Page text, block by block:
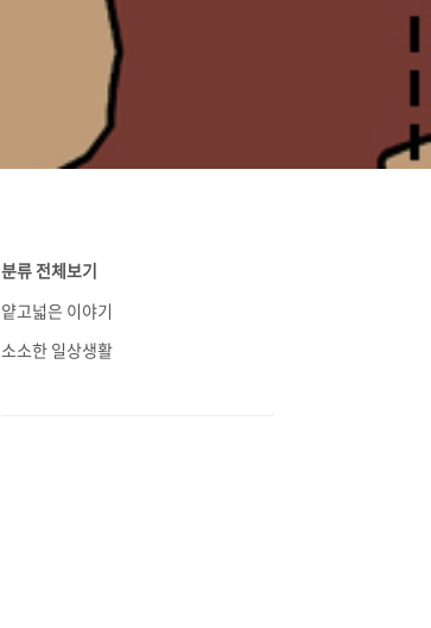
분류 전체보기
얕고넓은 이야기
소소한 일상생활